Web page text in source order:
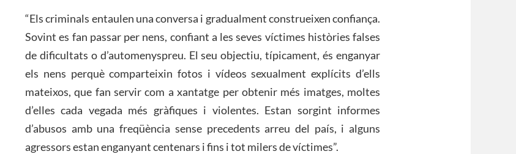
“Els criminals entaulen una conversa i gradualment construeixen confiança.
Sovint es fan passar per nens, confiant a les seves víctimes històries falses
de dificultats o d’automenyspreu. El seu objectiu, típicament, és enganyar
els nens perquè comparteixin fotos i vídeos sexualment explícits d’ells
mateixos, que fan servir com a xantatge per obtenir més imatges, moltes
d’elles cada vegada més gràfiques i violentes. Estan sorgint informes
d’abusos amb una freqüència sense precedents arreu del país, i alguns
agressors estan enganyant centenars i fins i tot milers de víctimes”.